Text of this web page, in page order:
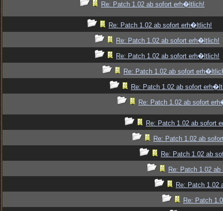
Re: Patch 1.02 ab sofort erh�ltlich!
Re: Patch 1.02 ab sofort erh�ltlich!
Re: Patch 1.02 ab sofort erh�ltlich!
Re: Patch 1.02 ab sofort erh�ltlich!
Re: Patch 1.02 ab sofort
Re: Patch 1.02 ab sofort
Re: Patch 1.02 ab sofort
Re: Patch 1.02 ab sofort
Re: Patch 1.02 ab
Re: Patch 1.02 ab
Re: Patch 1.02
Re: Patch
Re: Patch